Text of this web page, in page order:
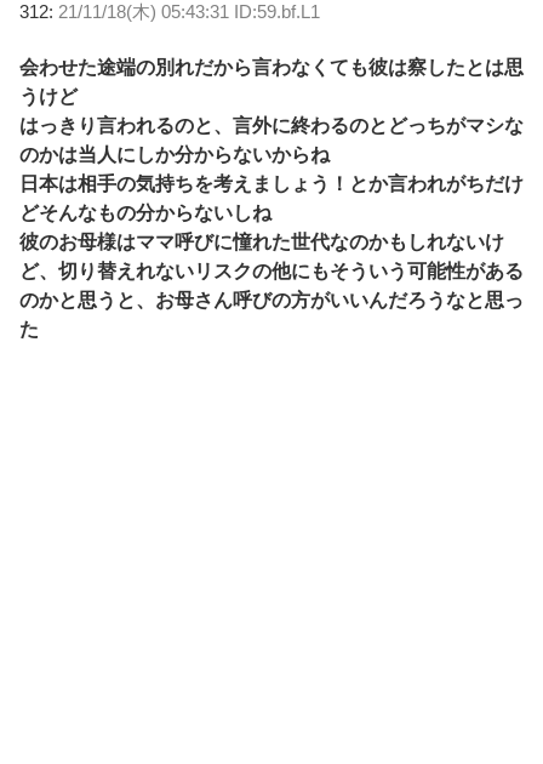
312: 21/11/18(木) 05:43:31 ID:59.bf.L1
会わせた途端の別れだから言わなくても彼は察したとは思
うけど
はっきり言われるのと、言外に終わるのとどっちがマシな
のかは当人にしか分からないからね
日本は相手の気持ちを考えましょう！とか言われがちだけ
どそんなもの分からないしね
彼のお母様はママ呼びに憧れた世代なのかもしれないけ
ど、切り替えれないリスクの他にもそういう可能性がある
のかと思うと、お母さん呼びの方がいいんだろうなと思っ
た